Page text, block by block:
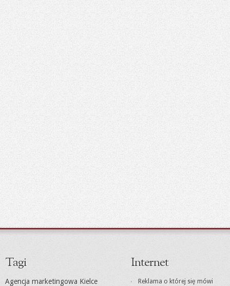
Tagi
Agencja marketingowa Kielce
Internet
Reklama o której się mówi